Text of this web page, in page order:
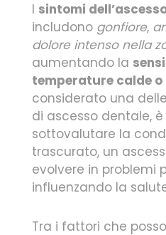
I sintomi
includono gonfiore,
dolore intenso nella
aumentando la
temperature calde o
considerato una
di ascesso dentale,
sottovalutare la
trascurato, un
evolvere in problemi
influenzando la
Tra i fattori che